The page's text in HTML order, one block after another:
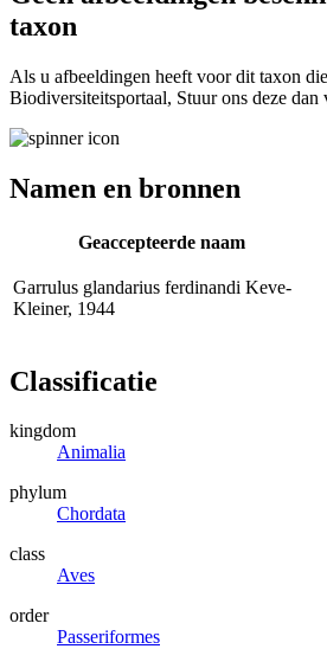
taxon
Als u afbeeldingen heeft voor dit taxon
Biodiversiteitsportaal, Stuur ons deze dan
Namen en bronnen
Geaccepteerde naam
Garrulus glandarius ferdinandi Keve-
Kleiner, 1944
Classificatie
kingdom
Animalia
phylum
Chordata
class
Aves
order
Passeriformes